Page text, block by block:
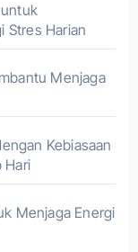
Stres Harian
Menjaga
Kebiasaan
Hari
Menjaga Energi